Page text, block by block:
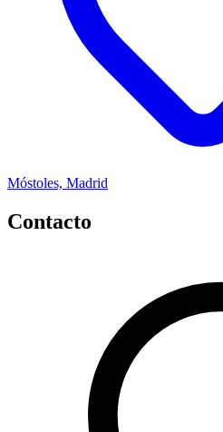
Móstoles, Madrid
Contacto